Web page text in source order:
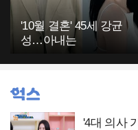
'10월 결혼' 45세 강균
성…아내는
'4대 의사